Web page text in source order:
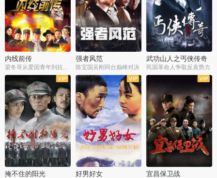
内线前传 强者风范
陈宝国吴刚同台巅峰对决
武功山人之丐侠传奇
民国革命人争取反袁势力
全38集
掩不住的阳光
全9集
好男好女
全35集
宜昌保卫战